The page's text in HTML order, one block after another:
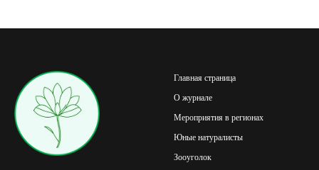
Главная страница
О журнале
Мероприятия в регионах
Юные натуралисты
Зооуголок